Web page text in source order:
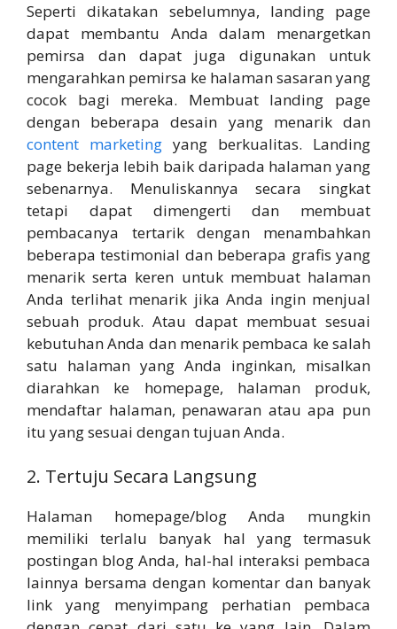
Seperti dikatakan sebelumnya, landing page
dapat membantu Anda dalam menargetkan
pemirsa dan dapat juga digunakan untuk
mengarahkan pemirsa ke halaman sasaran yang
cocok bagi mereka. Membuat landing page
dengan beberapa desain yang menarik dan
content marketing yang berkualitas. Landing
page bekerja lebih baik daripada halaman yang
sebenarnya. Menuliskannya secara singkat
tetapi dapat dimengerti dan membuat
pembacanya tertarik dengan menambahkan
beberapa testimonial dan beberapa grafis yang
menarik serta keren untuk membuat halaman
Anda terlihat menarik jika Anda ingin menjual
sebuah produk. Atau dapat membuat sesuai
kebutuhan Anda dan menarik pembaca ke salah
satu halaman yang Anda inginkan, misalkan
diarahkan ke homepage, halaman produk,
mendaftar halaman, penawaran atau apa pun
itu yang sesuai dengan tujuan Anda.
2. Tertuju Secara Langsung
Halaman homepage/blog Anda mungkin
memiliki terlalu banyak hal yang termasuk
postingan blog Anda, hal-hal interaksi pembaca
lainnya bersama dengan komentar dan banyak
link yang menyimpang perhatian pembaca